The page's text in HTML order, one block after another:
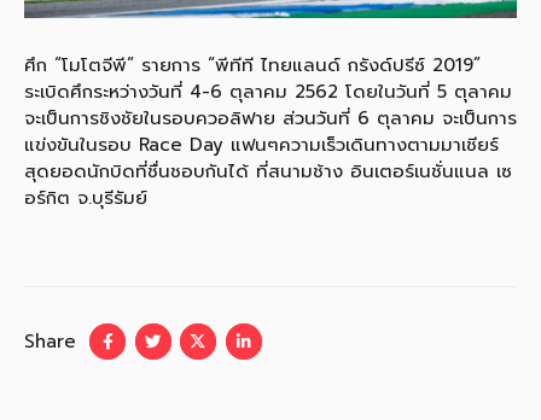
ศึก “โมโตจีพี” รายการ “พีทีที ไทยแลนด์ กรังด์ปรีซ์ 2019”
ระเบิดศึกระหว่างวันที่ 4-6 ตุลาคม 2562 โดยในวันที่ 5 ตุลาคม
จะเป็นการชิงชัยในรอบควอลิฟาย ส่วนวันที่ 6 ตุลาคม จะเป็นการ
แข่งขันในรอบ Race Day แฟนๆความเร็วเดินทางตามมาเชียร์
สุดยอดนักบิดที่ชื่นชอบกันได้ ที่สนามช้าง อินเตอร์เนชั่นแนล เซ
อร์กิต จ.บุรีรัมย์
Share